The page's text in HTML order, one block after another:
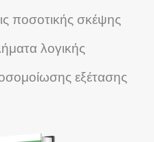
ποσοτικής σκέψης
λογικής
εξέτασης